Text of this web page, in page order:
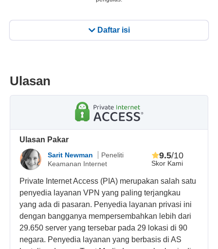
Daftar isi
Ulasan
Ulasan Pakar
Sarit Newman
Peneliti
Keamanan Internet
Skor Kami
9.5/10
Private Internet Access (PIA) merupakan salah satu
penyedia layanan VPN yang paling terjangkau
yang ada di pasaran. Penyedia layanan privasi ini
dengan bangganya mempersembahkan lebih dari
29.650 server yang tersebar pada 29 lokasi di 90
negara. Penyedia layanan yang berbasis di AS